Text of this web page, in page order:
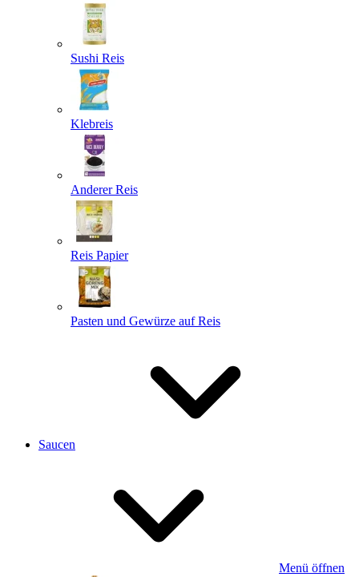
Sushi Reis
Klebreis
Anderer Reis
Reis Papier
Pasten und Gewürze auf Reis
Saucen
Menü öffnen